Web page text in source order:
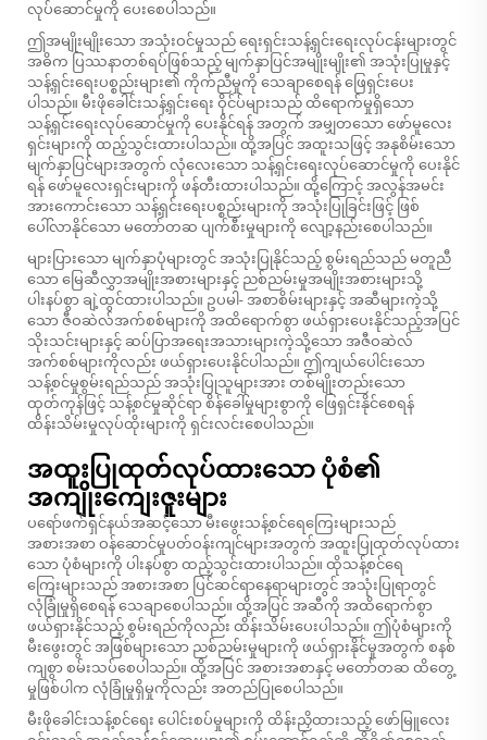
လုပ်ဆောင်မှုကို ပေးစေပါသည်။
ဤအမျိုးမျိုးသော အသုံးဝင်မှုသည် ရေးရှင်းသန့်ရှင်းရေးလုပ်ငန်းများတွင်
အဓိက ပြဿနာတစ်ရပ်ဖြစ်သည့် မျက်နှာပြင်အမျိုးမျိုး၏ အသုံးပြုမှုနှင့်
သန့်ရှင်းရေးပစ္စည်းများ၏ ကိုက်ညီမှုကို သေချာစေရန် ဖြေရှင်းပေး
ပါသည်။ မီးဖိုခေါင်းသန့်ရှင်းရေး ဝိုင်ပ်များသည် ထိရောက်မှုရှိသော
သန့်ရှင်းရေးလုပ်ဆောင်မှုကို ပေးနိုင်ရန် အတွက် အမျှတသော ဖော်မူလေး
ရှင်းများကို ထည့်သွင်းထားပါသည်။ ထို့အပြင် အထူးသဖြင့် အနုစိမ်းသော
မျက်နှာပြင်များအတွက် လုံလေးသော သန့်ရှင်းရေးလုပ်ဆောင်မှုကို ပေးနိုင်
ရန် ဖော်မူလေးရှင်းများကို ဖန်တီးထားပါသည်။ ထို့ကြောင့် အလွန်အမင်း
အားကောင်းသော သန့်ရှင်းရေးပစ္စည်းများကို အသုံးပြုခြင်းဖြင့် ဖြစ်
ပေါ်လာနိုင်သော မတော်တဆ ပျက်စီးမှုများကို လျော့နည်းစေပါသည်။
များပြားသော မျက်နှာပုံများတွင် အသုံးပြုနိုင်သည့် စွမ်းရည်သည် မတူညီ
သော မြေဆီလွှာအမျိုးအစားများနှင့် ညစ်ညမ်းမှုအမျိုးအစားများသို့
ပါးနပ်စွာ ချဲ့ထွင်ထားပါသည်။ ဥပမါ- အစာစိမ်းများနှင့် အဆီများကဲ့သို့
သော ဇီဝဆဲလ်အက်စစ်များကို အထိရောက်စွာ ဖယ်ရှားပေးနိုင်သည့်အပြင်
သိုးသင်းများနှင့် ဆပ်ပြာအရေးအသားများကဲ့သို့သော အဇီဝဆဲလ်
အက်စစ်များကိုလည်း ဖယ်ရှားပေးနိုင်ပါသည်။ ဤကျယ်ပေါင်းသော
သန့်စင်မှုစွမ်းရည်သည် အသုံးပြုသူများအား တစ်မျိုးတည်းသော
ထုတ်ကုန်ဖြင့် သန့်စင်မှုဆိုင်ရာ စိန်ခေါ်မှုများစွာကို ဖြေရှင်းနိုင်စေရန်
ထိန်းသိမ်းမှုလုပ်ထိုးများကို ရှင်းလင်းစေပါသည်။
အထူးပြုထုတ်လုပ်ထားသော ပုံစံ၏
အကျိုးကျေးဇူးများ
ပရော်ဖက်ရှင်နယ်အဆင့်သော မီးဖွေးသန့်စင်ရေကြေးများသည်
အစားအစာ ဝန်ဆောင်မှုပတ်ဝန်းကျင်များအတွက် အထူးပြုထုတ်လုပ်ထား
သော ပုံစံများကို ပါးနပ်စွာ ထည့်သွင်းထားပါသည်။ ထိုသန့်စင်ရေ
ကြေးများသည် အစားအစာ ပြင်ဆင်ရာနေရာများတွင် အသုံးပြုရာတွင်
လုံခြုံမှုရှိစေရန် သေချာစေပါသည်။ ထို့အပြင် အဆီကို အထိရောက်စွာ
ဖယ်ရှားနိုင်သည့် စွမ်းရည်ကိုလည်း ထိန်းသိမ်းပေးပါသည်။ ဤပုံစံများကို
မီးဖွေးတွင် အဖြစ်များသော ညစ်ညမ်းမှုများကို ဖယ်ရှားနိုင်မှုအတွက် စနစ်
ကျစွာ စမ်းသပ်စေပါသည်။ ထို့အပြင် အစားအစာနှင့် မတော်တဆ ထိတွေ့
မှုဖြစ်ပါက လုံခြုံမှုရှိမှုကိုလည်း အတည်ပြုစေပါသည်။
မီးဖိုခေါင်းသန့်စင်ရေး ပေါင်းစပ်မှုများကို ထိန်းညှိထားသည့် ဖော်မြူလေး